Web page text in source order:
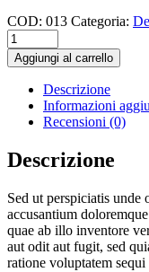
COD: 013 Categoria:
Aggiungi al carrello
Descrizione
Informazioni
Recensioni (0)
Descrizione
Sed ut perspiciatis unde
accusantium
quae ab illo inventore
aut odit aut fugit, sed
ratione voluptatem